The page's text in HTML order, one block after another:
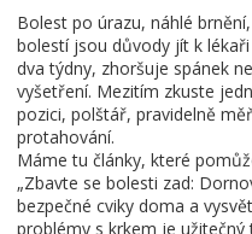
Bolest po úrazu, náhlé
bolestí jsou důvody jít k
dva týdny, zhoršuje spánek
vyšetření. Mezitím zkuste
pozici, polštář, pravidelně
protahování.
Máme tu články, které
„Zbavte se bolesti zad:
bezpečné cviky doma a
problémy s krkem je užitečný